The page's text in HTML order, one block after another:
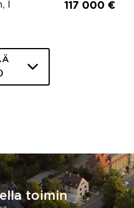
l
117 000 €
toimin